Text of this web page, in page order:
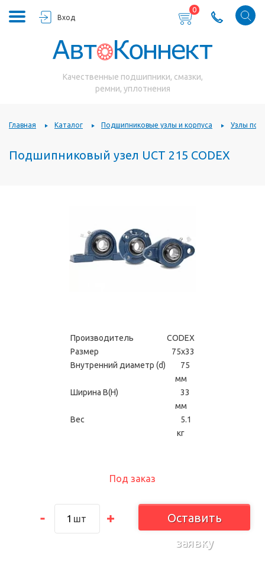
Вход
0
Качественные подшипники, смазки,
ремни, уплотнения
Главная Каталог Подшипниковые узлы и корпуса Узлы
Подшипниковый узел UCT 215 CODEX
Под заказ
шт
Оставить
заявку
Производитель
CODEX
Размер
75х33
Внутренний диаметр (d)
75
мм
Ширина В(H)
33
мм
Вес
5.1
кг